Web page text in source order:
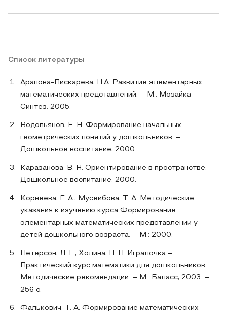
Список литературы
Арапова-Пискарева, Н.А. Развитие элементарных
математических представлений. – М.: Мозайка-
Синтез, 2005.
Водопьянов, Е. Н. Формирование начальных
геометрических понятий у дошкольников. –
Дошкольное воспитание, 2000.
Каразанова, В. Н. Ориентирование в пространстве. –
Дошкольное воспитание, 2000.
Корнеева, Г. А., Мусеибова, Т. А. Методические
указания к изучению курса Формирование
элементарных математических представлении у
детей дошкольного возраста. – М.: 2000.
Петерсон, Л. Г., Холина, Н. П. Игралочка –
Практический курс математики для дошкольников.
Методические рекомендации. – М.: Баласс, 2003. –
256 с.
Фалькович, Т. А. Формирование математических